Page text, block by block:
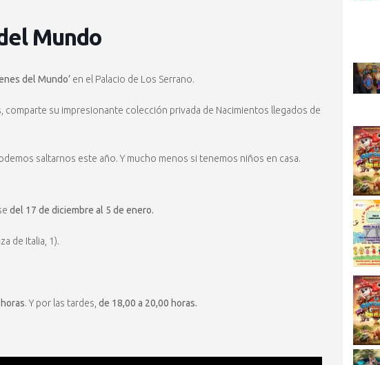
Mundo
del Mundo’ en el Palacio de Los Serrano.
comparte su impresionante colección privada de Nacimientos llegados de
saltarnos este año. Y mucho menos si tenemos niños en casa.
del 17 de diciembre al 5 de enero.
de Italia, 1).
. Y por las tardes, de 18,00 a 20,00 horas.